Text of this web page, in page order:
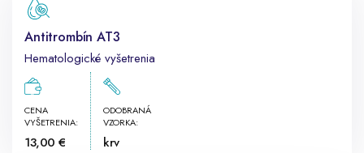
Antitrombín AT3
Hematologické vyšetrenia
CENA
VYŠETRENIA:
13,00 €
ODOBRANÁ
VZORKA:
krv